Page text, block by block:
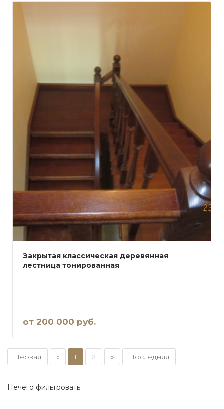
Закрытая классическая деревянная
лестница тонированная
от 200 000 руб.
Первая « 1 2 » Последняя
Нечего фильтровать